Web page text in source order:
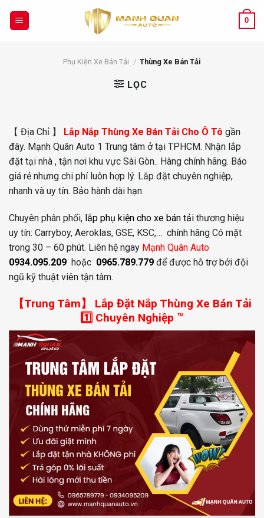
0
Phụ Kiện Xe Bán Tải / Thùng Xe Bán Tải
LỌC
【 Địa Chỉ 】 Lắp Nắp Thùng Xe Bán Tải Cho Ô Tô gần
đây. Mạnh Quân Auto 1 Trung tâm ở tại TPHCM. Nhận lắp
đặt tại nhà , tận nơi khu vực Sài Gòn.. Hàng chính hãng. Báo
giá rẻ nhưng chi phí luôn hợp lý. Lắp đặt chuyên nghiệp,
nhanh và uy tín. Bảo hành dài hạn.
Chuyên phân phối, lắp phụ kiện cho xe bán tải thương hiệu
uy tín: Carryboy, Aeroklas, GSE, KSC,… chính hãng Có mặt
trong 30 – 60 phút. Liên hệ ngay Mạnh Quân Auto
0934.095.209 hoặc 0965.789.779 để được hỗ trợ bởi đội
ngũ kỹ thuật viên tận tâm.
【Trung Tâm】 Lắp Đặt Nắp Thùng Xe Bán Tải
1️⃣ Chuyên Nghiệp ™